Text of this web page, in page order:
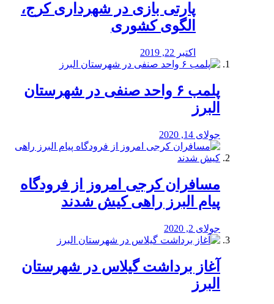
پارتی بازی در شهرداری کرج،
الگوی کشوری
اکتبر 22, 2019
پلمب ۶ واحد صنفی در شهرستان
البرز
جولای 14, 2020
مسافران کرجی امروز از فرودگاه
پیام البرز راهی کیش شدند
جولای 2, 2020
آغاز برداشت گیلاس در شهرستان
البرز